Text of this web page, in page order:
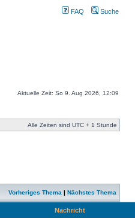
FAQ Suche
Aktuelle Zeit: So 9. Aug 2026, 12:09
Alle Zeiten sind UTC + 1 Stunde
Vorheriges Thema | Nächstes Thema
Nachricht